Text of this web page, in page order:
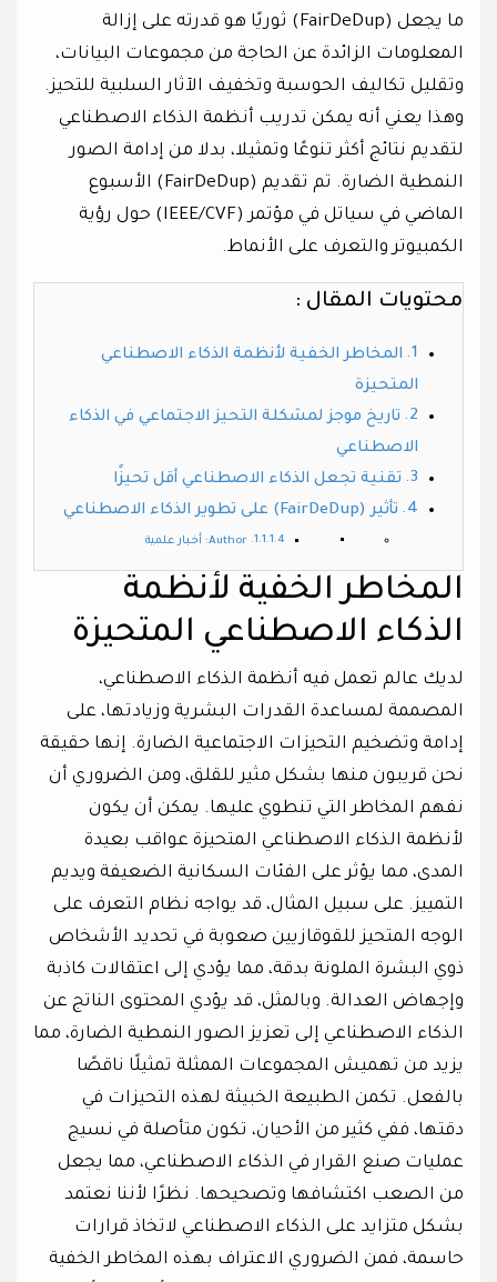
ما يجعل (FairDeDup) ثوريًا هو قدرته على إزالة
المعلومات الزائدة عن الحاجة من مجموعات البيانات،
وتقليل تكاليف الحوسبة وتخفيف الآثار السلبية للتحيز.
وهذا يعني أنه يمكن تدريب أنظمة الذكاء الاصطناعي
لتقديم نتائج أكثر تنوعًا وتمثيلا، بدلا من إدامة الصور
النمطية الضارة. تم تقديم (FairDeDup) الأسبوع
الماضي في سياتل في مؤتمر (IEEE/CVF) حول رؤية
الكمبيوتر والتعرف على الأنماط.
محتويات المقال :
المخاطر الخفية لأنظمة الذكاء الاصطناعي
المتحيزة
تاريخ موجز لمشكلة التحيز الاجتماعي في الذكاء
الاصطناعي
تقنية تجعل الذكاء الاصطناعي أقل تحيزًا
تأثير (FairDeDup) على تطوير الذكاء الاصطناعي
Author: أخبار علمية
المخاطر الخفية لأنظمة
الذكاء الاصطناعي المتحيزة
لديك عالم تعمل فيه أنظمة الذكاء الاصطناعي،
المصممة لمساعدة القدرات البشرية وزيادتها، على
إدامة وتضخيم التحيزات الاجتماعية الضارة. إنها حقيقة
نحن قريبون منها بشكل مثير للقلق، ومن الضروري أن
نفهم المخاطر التي تنطوي عليها. يمكن أن يكون
لأنظمة الذكاء الاصطناعي المتحيزة عواقب بعيدة
المدى، مما يؤثر على الفئات السكانية الضعيفة ويديم
التمييز. على سبيل المثال، قد يواجه نظام التعرف على
الوجه المتحيز للقوقازيين صعوبة في تحديد الأشخاص
ذوي البشرة الملونة بدقة، مما يؤدي إلى اعتقالات كاذبة
وإجهاض العدالة. وبالمثل، قد يؤدي المحتوى الناتج عن
الذكاء الاصطناعي إلى تعزيز الصور النمطية الضارة، مما
يزيد من تهميش المجموعات الممثلة تمثيلًا ناقصًا
بالفعل. تكمن الطبيعة الخبيثة لهذه التحيزات في
دقتها، ففي كثير من الأحيان، تكون متأصلة في نسيج
عمليات صنع القرار في الذكاء الاصطناعي، مما يجعل
من الصعب اكتشافها وتصحيحها. نظرًا لأننا نعتمد
بشكل متزايد على الذكاء الاصطناعي لاتخاذ قرارات
حاسمة، فمن الضروري الاعتراف بهذه المخاطر الخفية